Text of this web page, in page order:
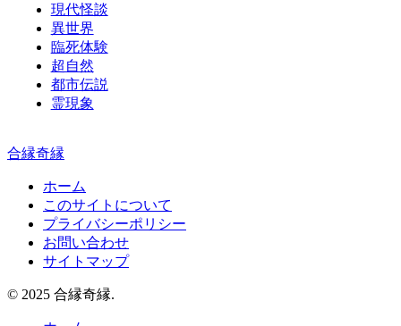
現代怪談
異世界
臨死体験
超自然
都市伝説
霊現象
合縁奇縁
ホーム
このサイトについて
プライバシーポリシー
お問い合わせ
サイトマップ
© 2025 合縁奇縁.